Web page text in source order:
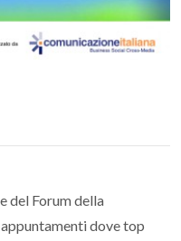
del Forum della
dove top